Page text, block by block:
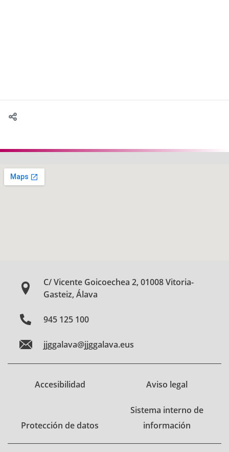
C/ Vicente Goicoechea 2, 01008 Vitoria-
Gasteiz, Álava
945 125 100
jjggalava@jjggalava.eus
Accesibilidad Aviso legal
Protección de datos
Sistema interno de
información